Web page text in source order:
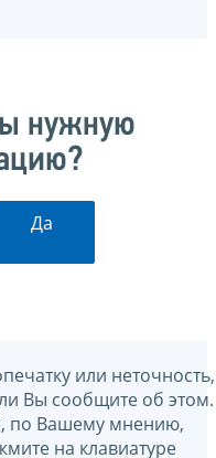
нужную
Да
или неточность,
Вы сообщите об этом.
по Вашему мнению,
на клавиатуре